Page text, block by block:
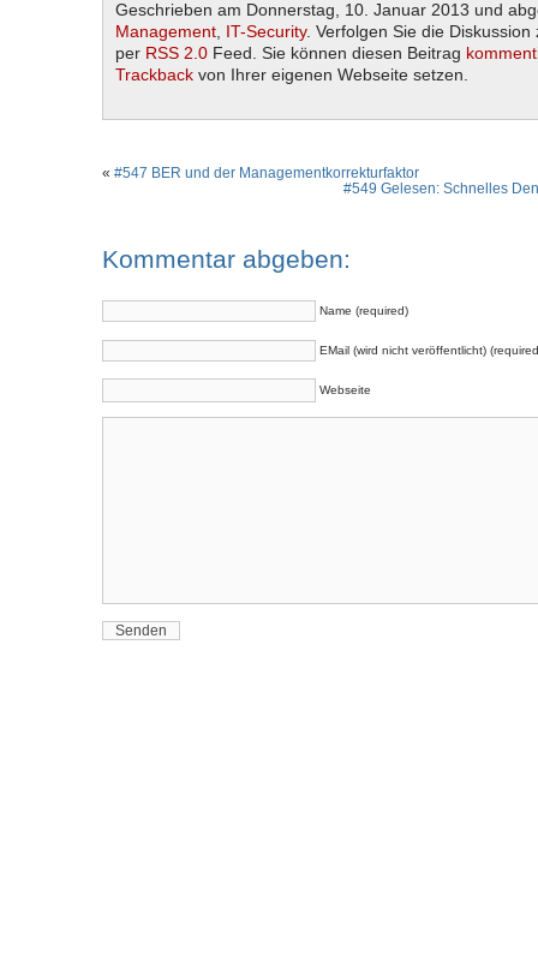
Geschrieben am Donnerstag, 10. Januar 2013 und
Management IT-Security. Verfolgen Sie die
per RSS 2.0 Feed. Sie können diesen Beitrag
Trackback von Ihrer eigenen Webseite setzen.
« #547 BER und der Managementkorrekturfaktor
#549 Gelesen: Schnelles
Kommentar abgeben:
Name (required)
EMail (wird nicht veröffentlicht)
Webseite